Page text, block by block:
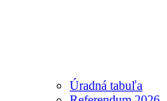
Úradná tabuľa